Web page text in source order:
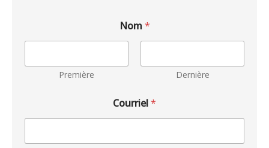
Nom *
Première Dernière
Courriel*